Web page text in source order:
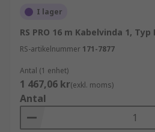
I lager
RS PRO 16 m Kabelvinda 1, Typ
RS-artikelnummer 171-7877
Antal (1 enhet)
1 467,06 kr(exkl. moms)
Antal